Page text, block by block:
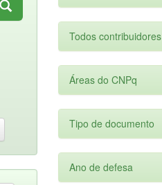
Todos contribuidores
Áreas do CNPq
Tipo de documento
Ano de defesa